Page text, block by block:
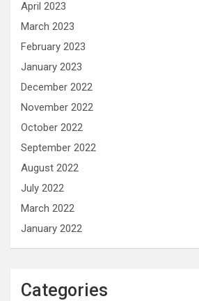
April 2023
March 2023
February 2023
January 2023
December 2022
November 2022
October 2022
September 2022
August 2022
July 2022
March 2022
January 2022
Categories